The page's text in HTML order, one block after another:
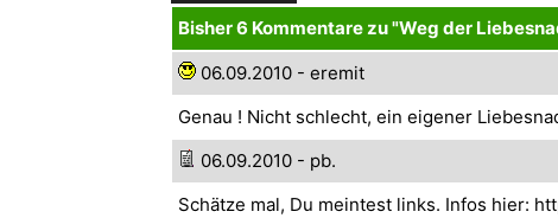
Bisher 6 Kommentare zu "Weg der
06.09.2010 - eremit
Genau ! Nicht schlecht, ein eigener
06.09.2010 - pb.
Schätze mal, Du meintest links. Infos hier: